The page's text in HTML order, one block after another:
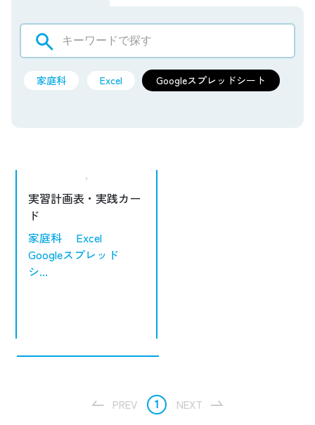
家庭科 Excel Googleスプレッドシート
実習計画表・実践カー
ド
家庭科
Excel
Googleスプレッド
シ...
PREV 1 NEXT